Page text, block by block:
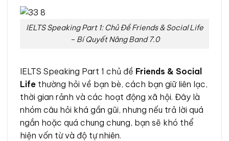
IELTS Speaking Part 1: Chủ Đề Friends & Social Life
– Bí Quyết Nâng Band 7.0
IELTS Speaking Part 1 chủ đề Friends & Social
Life thường hỏi về bạn bè, cách bạn giữ liên lạc,
thời gian rảnh và các hoạt động xã hội. Đây là
nhóm câu hỏi khá gần gũi, nhưng nếu trả lời quá
ngắn hoặc quá chung chung, bạn sẽ khó thể
hiện vốn từ và độ tự nhiên.